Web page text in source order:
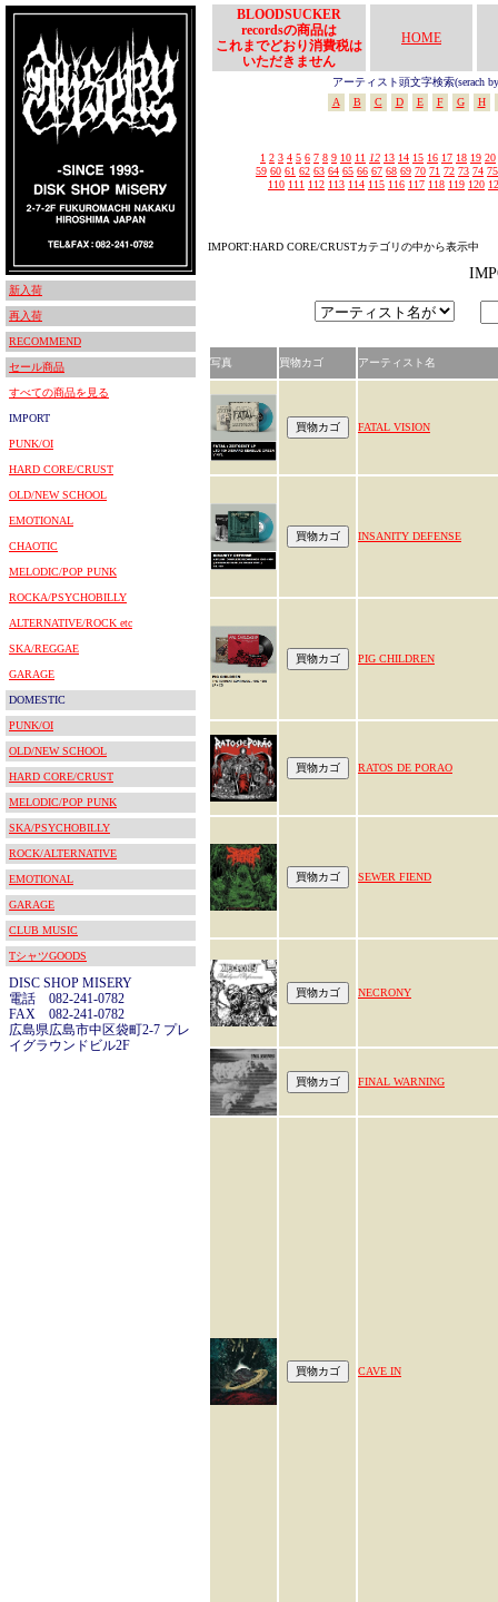
新入荷
再入荷
RECOMMEND
セール商品
すべての商品を見る
IMPORT
PUNK/OI
HARD CORE/CRUST
OLD/NEW SCHOOL
EMOTIONAL
CHAOTIC
MELODIC/POP PUNK
ROCKA/PSYCHOBILLY
ALTERNATIVE/ROCK etc
SKA/REGGAE
GARAGE
DOMESTIC
PUNK/OI
OLD/NEW SCHOOL
HARD CORE/CRUST
MELODIC/POP PUNK
SKA/PSYCHOBILLY
ROCK/ALTERNATIVE
EMOTIONAL
GARAGE
CLUB MUSIC
TシャツGOODS
DISC SHOP MISERY
電話 082-241-0782
FAX 082-241-0782
広島県広島市中区袋町2-7 プレ
イグラウンドビル2F
BLOODSUCKER
recordsの商品は
これまでどおり消費税は
いただきません
HOME
アーティスト頭文字検索(serach
A
B C D E F G H
1 2 3 4 5 6 7 8 9 10 11 12 13 14 15 16 17 18 19 20
59 60 61 62 63 64 65 66 67 68 69 70 71 72 73 74 75
110 111 112 113 114 115 116 117 118 119 120
IMPORT:HARD CORE/CRUSTカテゴリの中から表示中
写真 買物カゴ アーティスト名
FATAL VISION
INSANITY DEFENSE
PIG CHILDREN
RATOS DE PORAO
SEWER FIEND
NECRONY
FINAL WARNING
CAVE IN